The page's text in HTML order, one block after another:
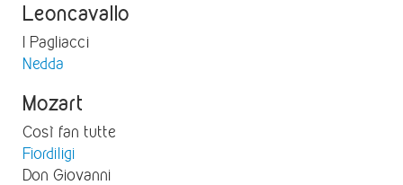
Leoncavallo
I Pagliacci
Nedda
Mozart
Così fan tutte
Fiordiligi
Don Giovanni